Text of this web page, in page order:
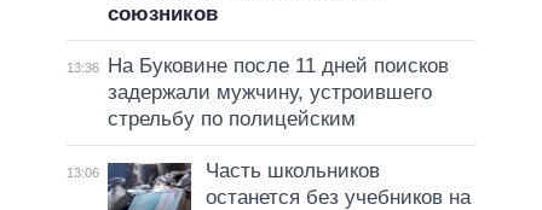
союзников
13:36
На Буковине после 11 дней поисков
задержали мужчину, устроившего
стрельбу по полицейским
13:06
Часть школьников
останется без учебников на